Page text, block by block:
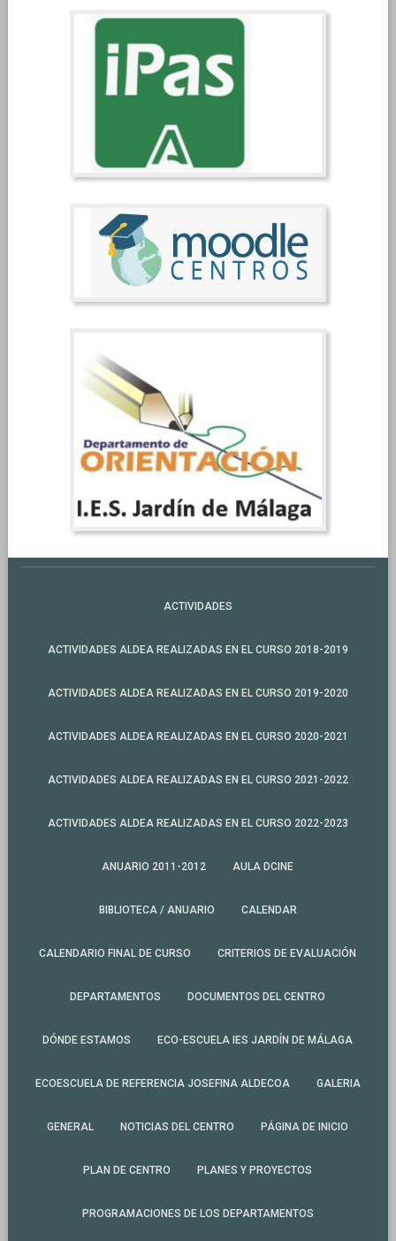
ACTIVIDADES
ACTIVIDADES ALDEA REALIZADAS EN EL CURSO 2018-2019
ACTIVIDADES ALDEA REALIZADAS EN EL CURSO 2019-2020
ACTIVIDADES ALDEA REALIZADAS EN EL CURSO 2020-2021
ACTIVIDADES ALDEA REALIZADAS EN EL CURSO 2021-2022
ACTIVIDADES ALDEA REALIZADAS EN EL CURSO 2022-2023
ANUARIO 2011-2012 AULA DCINE
BIBLIOTECA / ANUARIO CALENDAR
CALENDARIO FINAL DE CURSO CRITERIOS DE EVALUACIÓN
DEPARTAMENTOS DOCUMENTOS DEL CENTRO
DÓNDE ESTAMOS ECO-ESCUELA IES JARDÍN DE MÁLAGA
ECOESCUELA DE REFERENCIA JOSEFINA ALDECOA GALERIA
GENERAL NOTICIAS DEL CENTRO PÁGINA DE INICIO
PLAN DE CENTRO PLANES Y PROYECTOS
PROGRAMACIONES DE LOS DEPARTAMENTOS